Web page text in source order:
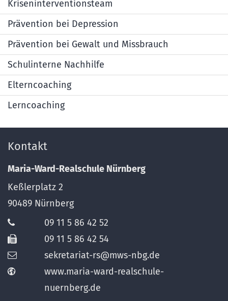
Kriseninterventionsteam
Prävention bei Depression
Prävention bei Gewalt und Missbrauch
Schulinterne Nachhilfe
Elterncoaching
Lerncoaching
Kontakt
Maria-Ward-Realschule Nürnberg
Keßlerplatz 2
90489 Nürnberg
09 11 5 86 42 52
09 11 5 86 42 54
sekretariat-rs@mws-nbg.de
www.maria-ward-realschule-
nuernberg.de